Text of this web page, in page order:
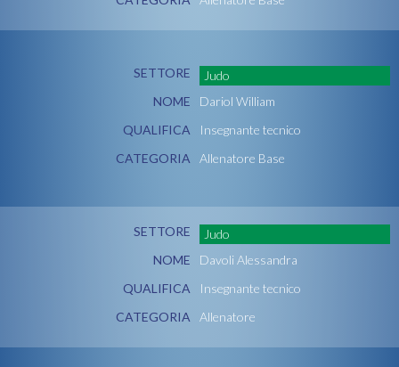
SETTORE
Judo
NOME
Dariol William
QUALIFICA
Insegnante tecnico
CATEGORIA Allenatore Base
SETTORE
Judo
NOME
Davoli Alessandra
QUALIFICA
Insegnante tecnico
CATEGORIA Allenatore